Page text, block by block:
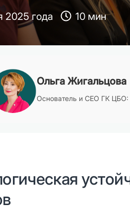
2025 года 10 мин
Ольга Жигальцова
Основатель и CEO ГК